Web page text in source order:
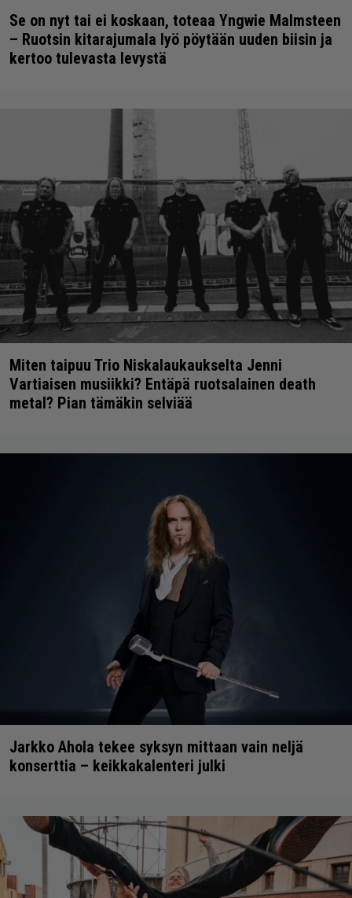
Se on nyt tai ei koskaan, toteaa Yngwie Malmsteen
– Ruotsin kitarajumala lyö pöytään uuden biisin ja
kertoo tulevasta levystä
Miten taipuu Trio Niskalaukaukselta Jenni
Vartiaisen musiikki? Entäpä ruotsalainen death
metal? Pian tämäkin selviää
Jarkko Ahola tekee syksyn mittaan vain neljä
konserttia – keikkakalenteri julki